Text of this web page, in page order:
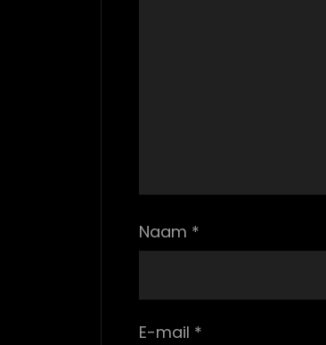
Naam *
E-mail *